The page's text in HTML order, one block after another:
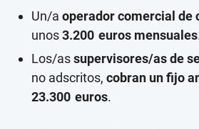
Un/a operador comercial de
unos3.200 euros mensuales
Los/assupervisores/as de
no adscritos, cobran un fijo
23.300 euros.